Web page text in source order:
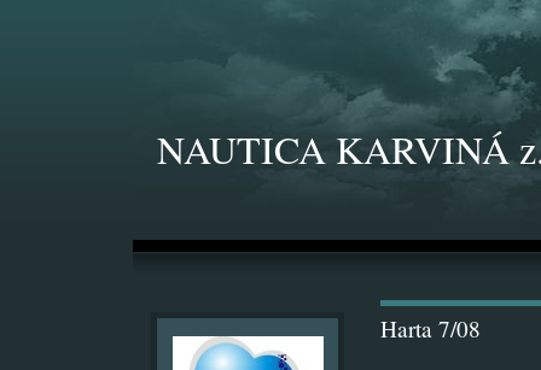
NAUTICA KARVINÁ
Harta 7/08